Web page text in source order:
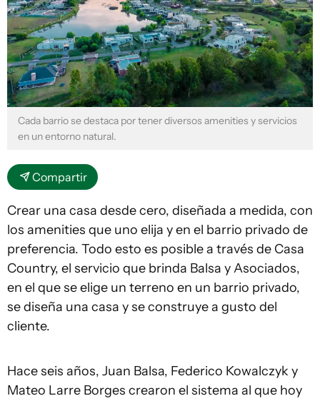
Cada barrio se destaca por tener diversos amenities y servicios
en un entorno natural.
Compartir
Crear una casa desde cero, diseñada a medida, con
los amenities que uno elija y en el barrio privado de
preferencia. Todo esto es posible a través de Casa
Country, el servicio que brinda Balsa y Asociados,
en el que se elige un terreno en un barrio privado,
se diseña una casa y se construye a gusto del
cliente.
Hace seis años, Juan Balsa, Federico Kowalczyk y
Mateo Larre Borges crearon el sistema al que hoy